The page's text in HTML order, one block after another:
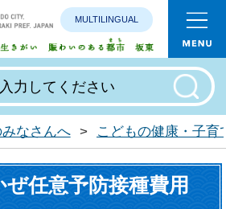
みんなで
MULTILINGUAL
なさんへ > こどもの健康・子育
任意予防接種費用